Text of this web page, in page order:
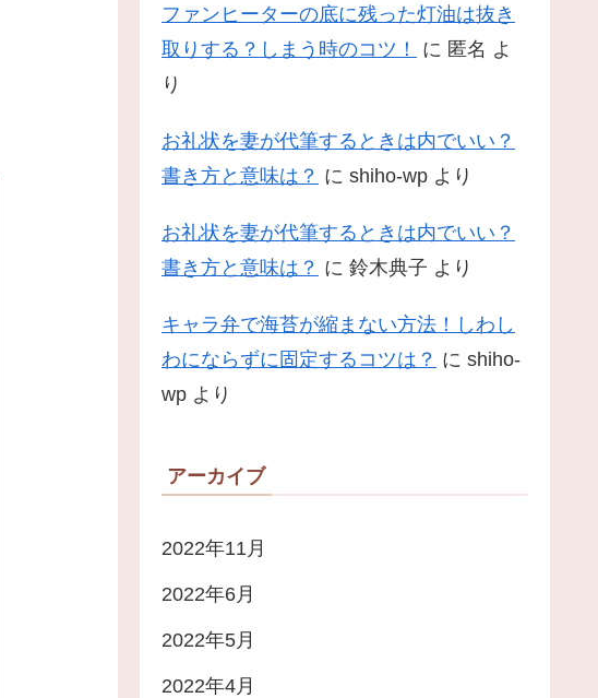
ファンヒーターの底に残った灯油は抜き
取りする？しまう時のコツ！
に 匿名 よ
り
お礼状を妻が代筆するときは内でいい？
書き方と意味は？ に shiho-wp より
お礼状を妻が代筆するときは内でいい？
書き方と意味は？ に 鈴木典子 より
キャラ弁で海苔が縮まない方法！しわし
わにならずに固定するコツは？ に shiho-
wp より
アーカイブ
2022年11月
2022年6月
2022年5月
2022年4月